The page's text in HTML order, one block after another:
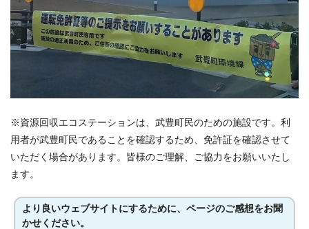
※資源回収エコステーションは、武豊町民のための施設です。利
用者が武豊町民であることを確認するため、免許証を確認させて
いただく場合があります。皆様のご理解、ご協力をお願いいたし
ます。
より良いウェブサイトにするために、ページのご感想をお聞
かせください。